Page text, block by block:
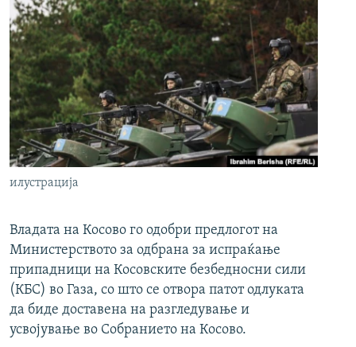
илустрација
Владата на Косово го одобри предлогот на
Министерството за одбрана за испраќање
припадници на Косовските безбедносни сили
(КБС) во Газа, со што се отвора патот одлуката
да биде доставена на разгледување и
усвојување во Собранието на Косово.